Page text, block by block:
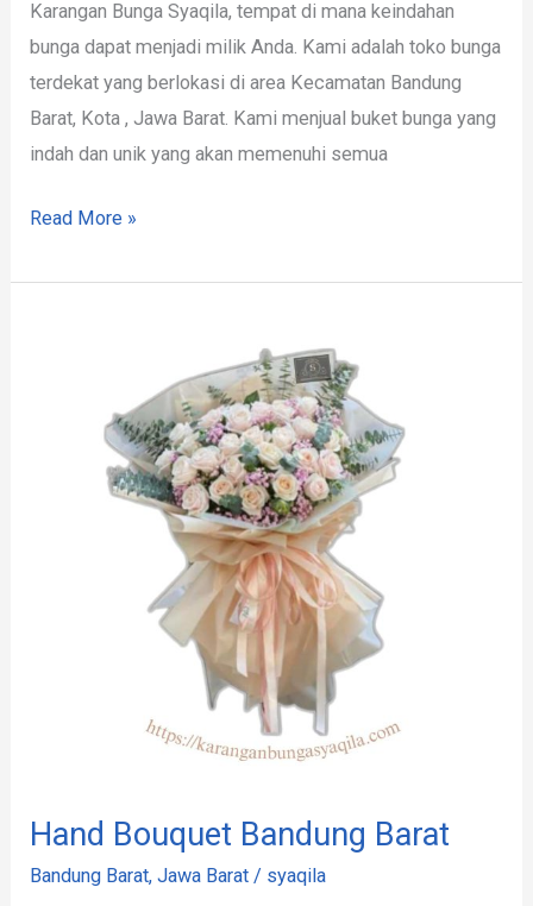
Karangan Bunga Syaqila, tempat di mana keindahan
bunga dapat menjadi milik Anda. Kami adalah toko bunga
terdekat yang berlokasi di area Kecamatan Bandung
Barat, Kota , Jawa Barat. Kami menjual buket bunga yang
indah dan unik yang akan memenuhi semua
Read More »
Hand Bouquet Bandung Barat
Bandung Barat,Jawa Barat / syaqila